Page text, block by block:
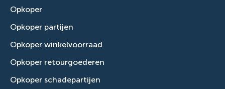
Opkoper
Opkoper partijen
Opkoper winkelvoorraad
Opkoper retourgoederen
Opkoper schadepartijen